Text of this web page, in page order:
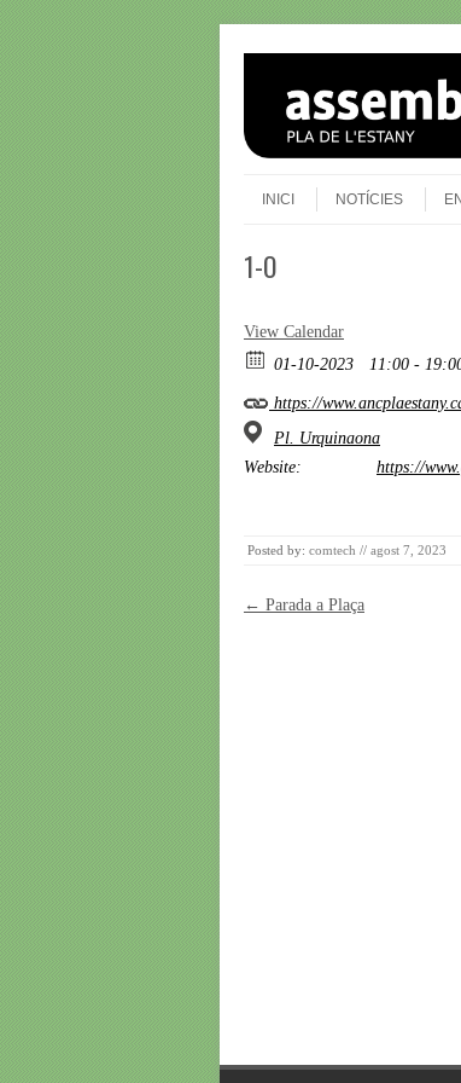
Menu
INICI
NOTÍCIES
1-O
View Calendar
01-10-2023
11:00 -
https://
Pl. Urquinaona
Website:
https://
Posted by: comtech // agost 7, 2023
Post navigation
← Parada a Plaça